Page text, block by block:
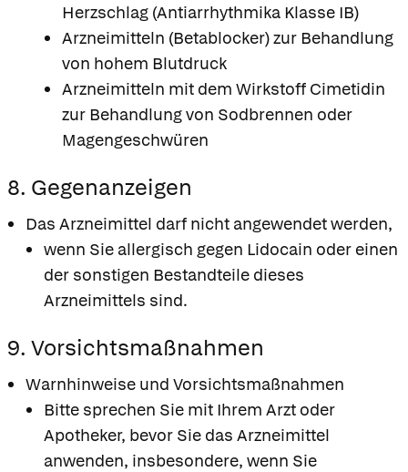
Herzschlag (Antiarrhythmika Klasse IB)
Arzneimitteln (Betablocker) zur Behandlung
von hohem Blutdruck
Arzneimitteln mit dem Wirkstoff Cimetidin
zur Behandlung von Sodbrennen oder
Magengeschwüren
8. Gegenanzeigen
Das Arzneimittel darf nicht angewendet werden,
wenn Sie allergisch gegen Lidocain oder einen
der sonstigen Bestandteile dieses
Arzneimittels sind.
9. Vorsichtsmaßnahmen
Warnhinweise und Vorsichtsmaßnahmen
Bitte sprechen Sie mit Ihrem Arzt oder
Apotheker, bevor Sie das Arzneimittel
anwenden, insbesondere, wenn Sie